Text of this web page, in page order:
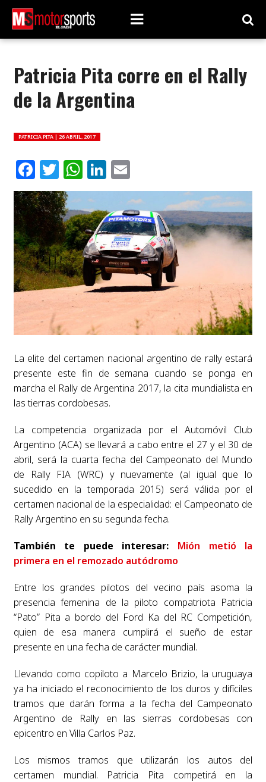
Patricia Pita corre en el Rally
de la Argentina
PATRICIA PITA | 26 ABRIL, 2017
Facebook
Twitter
WhatsApp
LinkedIn
Email
La elite del certamen nacional argentino de rally estará
presente este fin de semana cuando se ponga en
marcha el Rally de Argentina 2017, la cita mundialista en
las tierras cordobesas.
La competencia organizada por el Automóvil Club
Argentino (ACA) se llevará a cabo entre el 27 y el 30 de
abril, será la cuarta fecha del Campeonato del Mundo
de Rally FIA (WRC) y nuevamente (al igual que lo
sucedido en la temporada 2015) será válida por el
certamen nacional de la especialidad: el Campeonato de
Rally Argentino en su segunda fecha.
También te puede interesar: Mión metió la
primera en el remozado autódromo
Entre los grandes pilotos del vecino país asoma la
presencia femenina de la piloto compatriota Patricia
“Pato” Pita a bordo del Ford Ka del RC Competición,
quien de esa manera cumplirá el sueño de estar
presente en una fecha de carácter mundial.
Llevando como copiloto a Marcelo Brizio, la uruguaya
ya ha iniciado el reconocimiento de los duros y difíciles
tramos que darán forma a la fecha del Campeonato
Argentino de Rally en las sierras cordobesas con
epicentro en Villa Carlos Paz.
Los mismos tramos que utilizarán los autos del
certamen mundial. Patricia Pita competirá en la